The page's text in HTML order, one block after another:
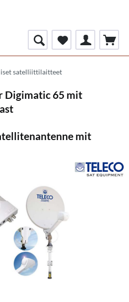
satelliittilaitteet
Digimatic 65 mit
mit